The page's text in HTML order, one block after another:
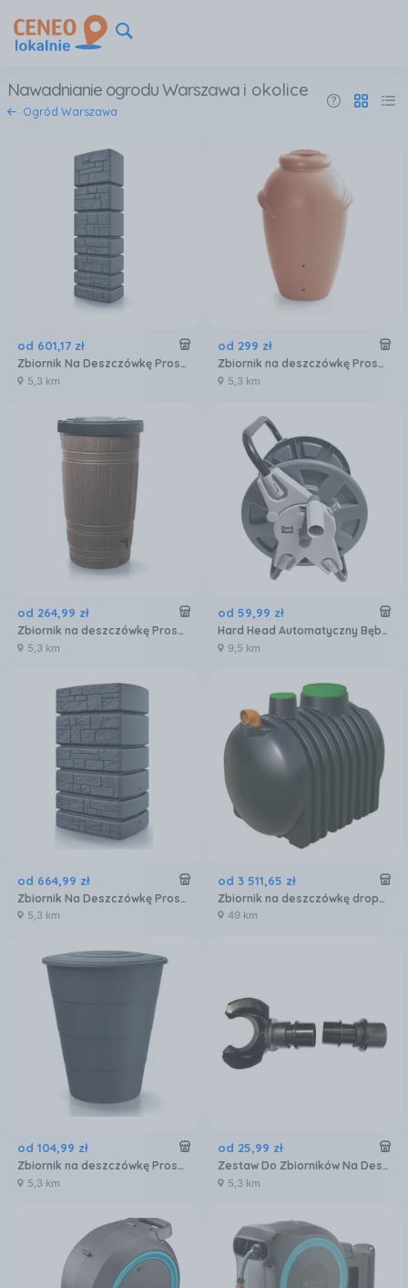
Nawadnianie ogrodu Warszawa i okolice
Ogród Warszawa
od 601,17 zł
Zbiornik Na Deszczówkę Prosperplast Tower Stone Antracyt 350L
5,3 km
od 299 zł
Zbiornik na deszczówkę Prosperplast Aquacan Baby 210L
5,3 km
od 264,99 zł
Zbiornik na deszczówkę Prosperplast Woodcan 265L brąz
5,3 km
od 59,99 zł
Hard Head Automatyczny Bęben Z Wężem Ogrodowym
9,5 km
od 664,99 zł
Zbiornik Na Deszczówkę Prosperplast Tower Stone Antracyt 500L
5,3 km
od 3 511,65 zł
Zbiornik na deszczówkę dropWATER 4000
49 km
od 104,99 zł
Zbiornik na deszczówkę Prosperplast Smooth 210L
5,3 km
od 25,99 zł
Zestaw Do Zbiorników Na Deszczówkę Prosperplast Icanset 3
5,3 km